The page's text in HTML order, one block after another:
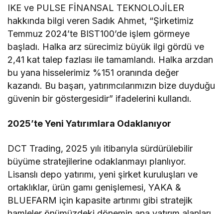
IKE ve PULSE FİNANSAL TEKNOLOJİLER
hakkında bilgi veren Sadık Ahmet, “Şirketimiz
Temmuz 2024’te BIST100’de işlem görmeye
başladı. Halka arz sürecimiz büyük ilgi gördü ve
2,41 kat talep fazlası ile tamamlandı. Halka arzdan
bu yana hisselerimiz %151 oranında değer
kazandı. Bu başarı, yatırımcılarımızın bize duyduğu
güvenin bir göstergesidir” ifadelerini kullandı.
2025’te Yeni Yatırımlara Odaklanıyor
DCT Trading, 2025 yılı itibarıyla sürdürülebilir
büyüme stratejilerine odaklanmayı planlıyor.
Lisanslı depo yatırımı, yeni şirket kuruluşları ve
ortaklıklar, ürün gamı genişlemesi, YAKA &
BLUEFARM için kapasite artırımı gibi stratejik